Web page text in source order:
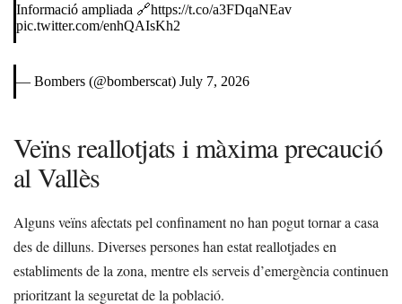
Informació ampliada 🔗https://t.co/a3FDqaNEav
pic.twitter.com/enhQAIsKh2
— Bombers (@bomberscat) July 7, 2026
Veïns reallotjats i màxima precaució
al Vallès
Alguns veïns afectats pel confinament no han pogut tornar a casa
des de dilluns. Diverses persones han estat reallotjades en
establiments de la zona, mentre els serveis d’emergència continuen
prioritzant la seguretat de la població.